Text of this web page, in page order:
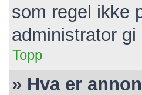
som regel ikke
administrator
Topp
» Hva er